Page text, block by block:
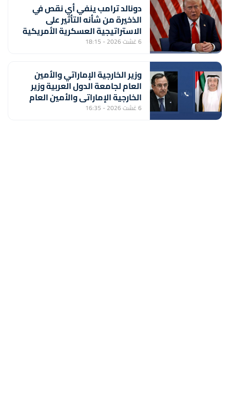
دونالد ترامب ينفي أي نقص في
الذخيرة من شأنه التأثير على
الاستراتيجية العسكرية الأمريكية
6 غشت 2026 - 18:15
وزير الخارجية الإماراتي والأمين
العام لجامعة الدول العربية وزير
الخارجية الإماراتي والأمين العام
لجامعة الدول العربية يبحثان
6 غشت 2026 - 16:35